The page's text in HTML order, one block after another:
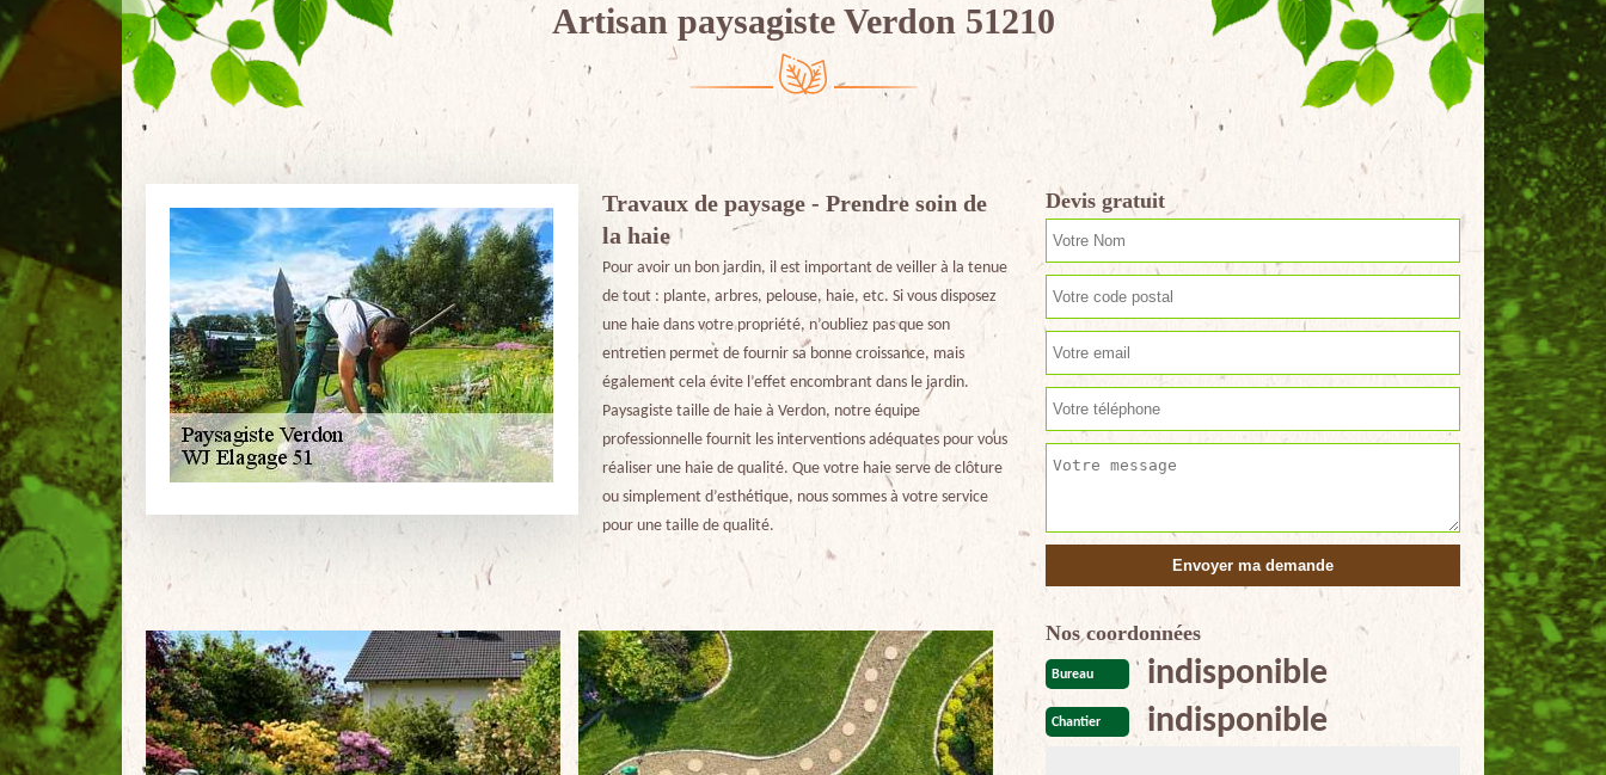
Artisan paysagiste Verdon 51210
Travaux de paysage - Prendre soin de
la haie
Pour avoir un bon jardin, il est important de veiller à la tenue
de tout : plante, arbres, pelouse, haie, etc. Si vous disposez
une haie dans votre propriété, n’oubliez pas que son
entretien permet de fournir sa bonne croissance, mais
également cela évite l’effet encombrant dans le jardin.
Paysagiste taille de haie à Verdon, notre équipe
professionnelle fournit les interventions adéquates pour vous
réaliser une haie de qualité. Que votre haie serve de clôture
ou simplement d’esthétique, nous sommes à votre service
pour une taille de qualité.
Devis gratuit
Nos coordonnées
Bureau indisponible
Chantier indisponible